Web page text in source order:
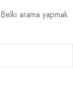
arama yapmak